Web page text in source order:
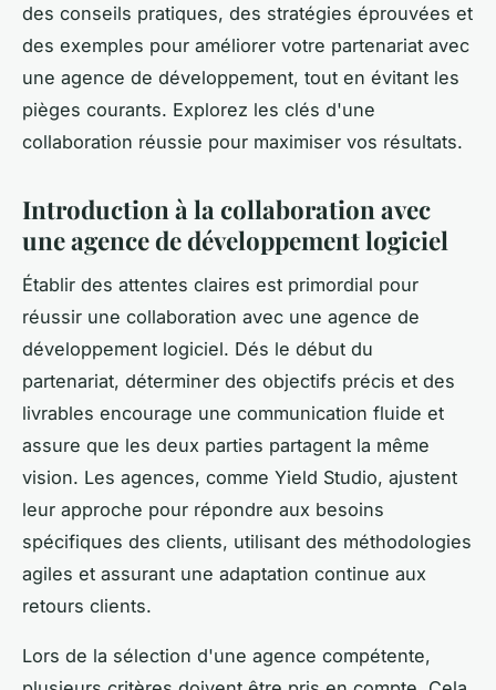
des conseils pratiques, des stratégies éprouvées et
des exemples pour améliorer votre partenariat avec
une agence de développement, tout en évitant les
pièges courants. Explorez les clés d'une
collaboration réussie pour maximiser vos résultats.
Introduction à la collaboration avec
une agence de développement logiciel
Établir des attentes claires est primordial pour
réussir une collaboration avec une agence de
développement logiciel. Dés le début du
partenariat, déterminer des objectifs précis et des
livrables encourage une communication fluide et
assure que les deux parties partagent la même
vision. Les agences, comme Yield Studio, ajustent
leur approche pour répondre aux besoins
spécifiques des clients, utilisant des méthodologies
agiles et assurant une adaptation continue aux
retours clients.
Lors de la sélection d'une agence compétente,